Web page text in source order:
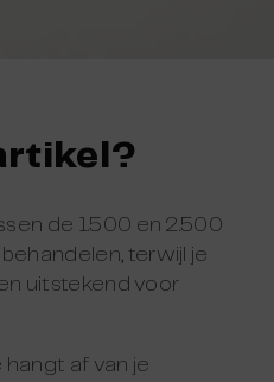
de 1.500 en 2.500
terwijl je
uitstekend voor
af van je